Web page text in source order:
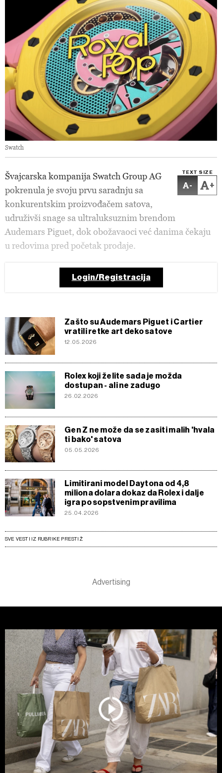
Swatch
TEXT SIZE
- +
Švajcarska kompanija Swatch Group AG
pokrenula je svoju prvu saradnju sa
konkurentskim proizvođačem satova,
udruživši snage sa ultraluksuznim brendom
Audemars Piguet, dok obožavaoci već danima čekaju
u redovima pred početak prodaje.
Login/Registracija
Zašto su Audemars Piguet i Cartier
vratili retke art deko satove
12.05.2026
Rolex koji želite sada je možda
dostupan - ali ne zadugo
26.02.2026
Gen Z ne može da se zasiti malih 'hvala
ti bako' satova
05.05.2026
Limitirani model Daytona od 4,8
miliona dolara dokaz da Rolex i dalje
igra po sopstvenim pravilima
25.04.2026
SVE VESTI IZ RUBRIKE PRESTIŽ